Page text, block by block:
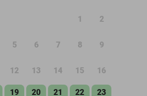
1 2
5 6 7 8 9
12 13 14 15 16
19 20 21 22 23